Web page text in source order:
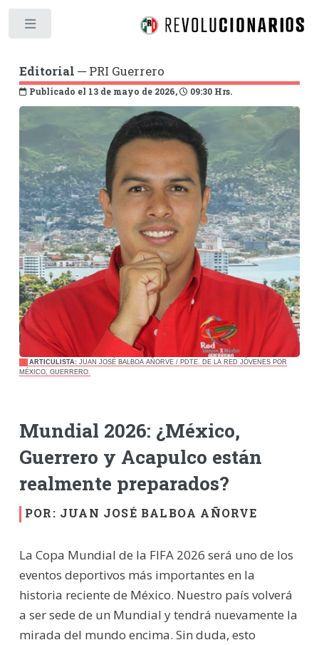
Editorial ─ PRI Guerrero
Publicado el 13 de mayo de 2026, 09:30 Hrs.
Mundial 2026: ¿México,
Guerrero y Acapulco están
realmente preparados?
POR: JUAN JOSÉ BALBOA AÑORVE
La Copa Mundial de la FIFA 2026 será uno de los
eventos deportivos más importantes en la
historia reciente de México. Nuestro país volverá
a ser sede de un Mundial y tendrá nuevamente la
mirada del mundo encima. Sin duda, esto
ARTICULISTA:JUAN JOSÉ BALBOA AÑORVE / PDTE. DE LA RED JÓVENES POR
MÉXICO, GUERRERO.